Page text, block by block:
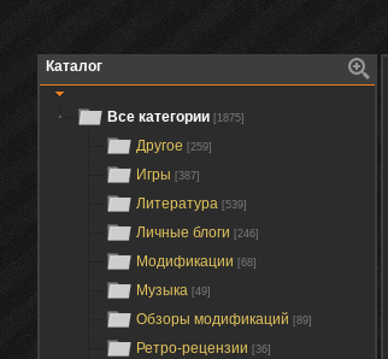
Каталог
Все категории [1875]
Другое [259]
Игры [387]
Литература [539]
Личные блоги [246]
Модификации [68]
Музыка [49]
Обзоры модификаций [89]
Ретро-рецензии [36]